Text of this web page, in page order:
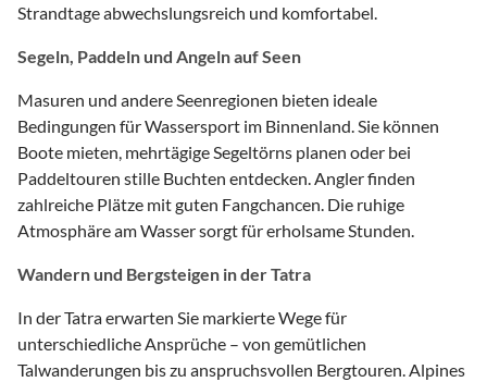
Strandtage abwechslungsreich und komfortabel.
Segeln, Paddeln und Angeln auf Seen
Masuren und andere Seenregionen bieten ideale
Bedingungen für Wassersport im Binnenland. Sie können
Boote mieten, mehrtägige Segeltörns planen oder bei
Paddeltouren stille Buchten entdecken. Angler finden
zahlreiche Plätze mit guten Fangchancen. Die ruhige
Atmosphäre am Wasser sorgt für erholsame Stunden.
Wandern und Bergsteigen in der Tatra
In der Tatra erwarten Sie markierte Wege für
unterschiedliche Ansprüche – von gemütlichen
Talwanderungen bis zu anspruchsvollen Bergtouren. Alpines